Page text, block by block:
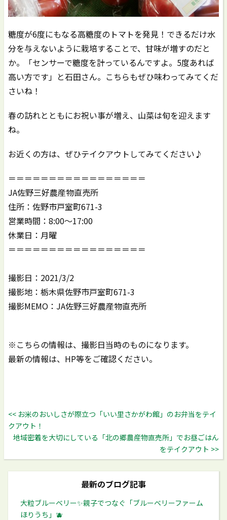
糖度が6度にもなる高糖度のトマトを発見！できるだけ水
分を与えないように栽培することで、甘味が増すのだと
か。「センサーで糖度を計っているんですよ。5度あれば
高い方です」と石田さん。こちらもぜひ味わってみてくだ
さいね！
春の訪れとともにお祝い事が増え、山菜は旬を迎えます
ね。
お近くの方は、ぜひテイクアウトしてみてください♪
＝＝＝＝＝＝＝＝＝＝＝＝＝＝＝＝＝
JA佐野三好農産物直売所
住所：佐野市戸室町671-3
営業時間：8:00～17:00
休業日：月曜
＝＝＝＝＝＝＝＝＝＝＝＝＝＝＝＝＝
撮影日：2021/3/2
撮影地：栃木県佐野市戸室町671-3
撮影MEMO：JA佐野三好農産物直売所
※こちらの情報は、撮影日当時のものになります。
最新の情報は、HP等をご確認ください。
<< お米のおいしさが際立つ「いい里さかがわ館」のお弁当をテイ
クアウト！
地域密着を大切にしている「北の郷農産物直売所」でお昼ごはん
をテイクアウト >>
最新のブログ記事
大粒ブルーベリー✨️親子でつなぐ「ブルーベリーファーム
ほりうち」🫐